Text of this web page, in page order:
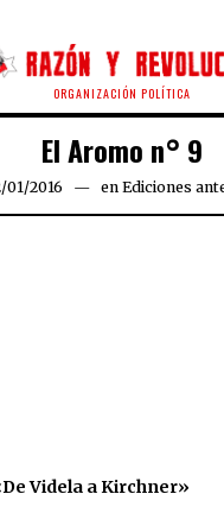
ORGANIZACIÓN POLÍTICA
El Aromo n° 9
01/2016 08/03/2018
en Ediciones
Videla a Kirchner»